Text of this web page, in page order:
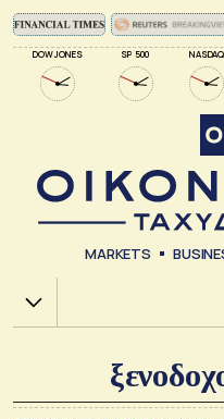
DOW JONES SP 500 NASDAQ
MARKETS
Χ.Α.